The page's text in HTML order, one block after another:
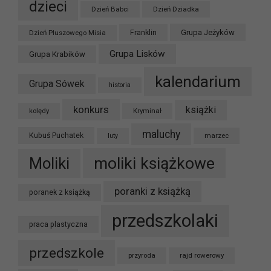
dzieci Dzień Babci Dzień Dziadka
Dzień Pluszowego Misia Franklin Grupa Jeżyków
Grupa Krabików Grupa Lisków
Grupa Sówek historia kalendarium
kolędy konkurs Kryminał książki
Kubuś Puchatek luty maluchy marzec
Moliki moliki książkowe
poranek z książką poranki z książką
praca plastyczna przedszkolaki
przedszkole przyroda rajd rowerowy